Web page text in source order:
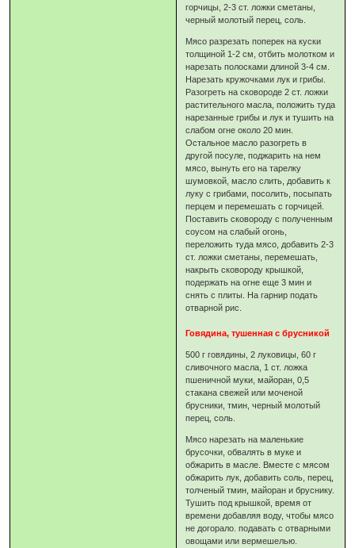
горчицы, 2-3 ст. ложки сметаны,
черный молотый перец, соль.
Мясо разрезать поперек на куски
толщиной 1-2 см, отбить молотком и
нарезать полосками длиной 3-4 см.
Нарезать кружочками лук и грибы.
Разогреть на сковороде 2 ст. ложки
растительного масла, положить туда
нарезанные грибы и лук и тушить на
слабом огне около 20 мин.
Остальное масло разогреть в
другой посуле, поджарить на нем
мясо, вынуть его на тарелку
шумовкой, масло слить, добавить к
луку с грибами, посолить, посыпать
перцем и перемешать с горчицей.
Поставить сковороду с полученным
соусом на слабый огонь,
переложить туда мясо, добавить 2-3
ст. ложки сметаны, перемешать,
накрыть сковороду крышкой,
подержать на огне еще 3 мин и
снять с плиты. На гарнир подать
отварной рис.
Говядина, тушенная с брусникой
500 г говядины, 2 луковицы, 60 г
сливочного масла, 1 ст. ложка
пшеничной муки, майоран, 0,5
стакана свежей или моченой
брусники, тмин, черный молотый
перец, соль.
Мясо нарезать на маленькие
брусочки, обвалять в муке и
обжарить в масле. Вместе с мясом
обжарить лук, добавить соль, перец,
толченый тмин, майоран и бруснику.
Тушить под крышкой, время от
времени добавляя воду, чтобы мясо
не догорало. подавать с отварными
овощами или вермешелью.